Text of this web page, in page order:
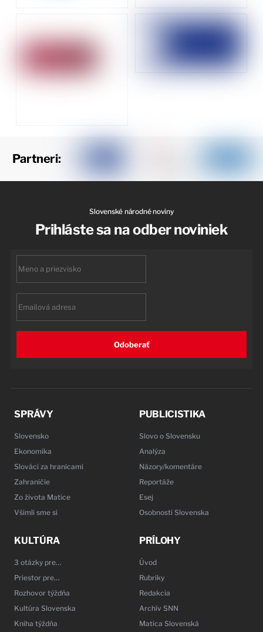
Partneri:
Slovenské národné noviny
Prihláste sa na odber noviniek
Odoberať
SPRÁVY
Slovensko
Ekonomika
Slováci za hranicami
Zahraničie
Zo života Matice
Všimli sme si
PUBLICISTIKA
Slovo o Slovensku
Analýza
Názory/komentáre
Reportáže
Esej
Osobnosti Slovenska
KULTÚRA
3 otázky pre…
Priestor pre…
Rozhovor týždňa
Kultúra Slovenska
Kniha týždňa
PRÍLOHY
Úvod
Rubriky
Redakcia
Archív SNN
Matica Slovenská